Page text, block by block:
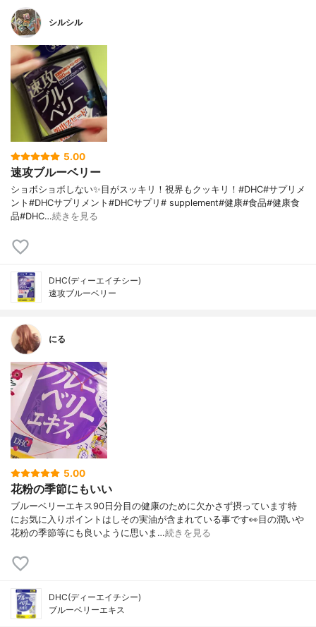
シルシル
5.00
速攻ブルーベリー
ショボショボしない✨目がスッキリ！視界もクッキリ！#DHC#サプリメ
ント#DHCサプリメント#DHCサプリ# supplement#健康#食品#健康食
品#DHC…続きを見る
DHC(ディーエイチシー)
速攻ブルーベリー
にる
5.00
花粉の季節にもいい
ブルーベリーエキス90日分目の健康のために欠かさず摂っています特
にお気に入りポイントはしその実油が含まれている事です👀目の潤いや
花粉の季節等にも良いように思いま…続きを見る
DHC(ディーエイチシー)
ブルーベリーエキス